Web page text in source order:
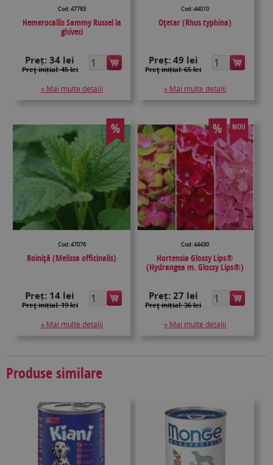
Cod: 47783
Hemerocallis Sammy Russel la
ghiveci
Preț:34 lei
Preţ inițial: 45 lei
» Mai multe detalii
Cod: 44010
Oțetar (Rhus typhina)
Preț: 49 lei
Preţ inițial: 65 lei
» Mai multe detalii
%
Cod: 47076
Roiniță (Melissa officinalis)
Preț: 14 lei
Preţ inițial: 19 lei
» Mai multe detalii
% NOU
Cod: 44430
Hortensia Glossy Lips®
(Hydrangea m. Glossy Lips®)
Preț: 27 lei
Preţ inițial: 36 lei
» Mai multe detalii
Produse similare